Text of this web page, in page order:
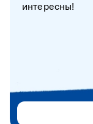
интересны!